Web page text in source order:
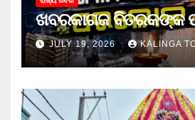
ଖବରକାଗଜ ବିତରକଙ୍କ
JULY 19, 2026 KALINGA